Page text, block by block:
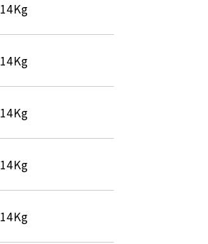
14Kg
14Kg
14Kg
14Kg
14Kg